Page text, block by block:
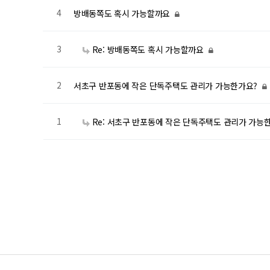
4 방배동쪽도 혹시 가능할까요
3 Re: 방배동쪽도 혹시 가능할까요
2 서초구 반포동에 작은 단독주택도 관리가 가능한가요?
1 Re: 서초구 반포동에 작은 단독주택도 관리가 가능